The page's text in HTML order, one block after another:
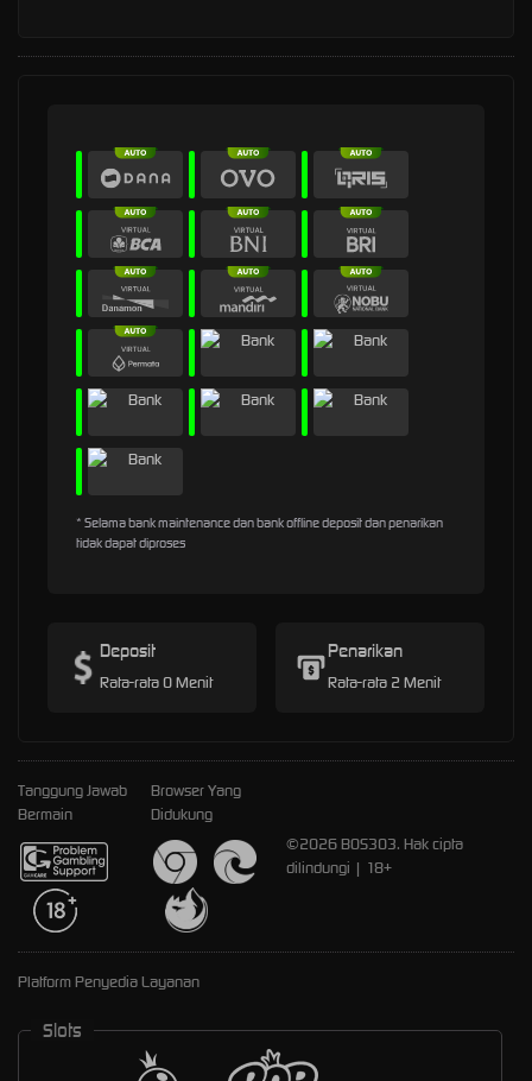
* Selama bank maintenance dan bank offline deposit dan penarikan
tidak dapat diproses
Deposit
Rata-rata 0 Menit
Penarikan
Rata-rata 2 Menit
Tanggung Jawab
Bermain
Browser Yang
Didukung
©2026 BOS303. Hak cipta
dilindungi | 18+
Platform Penyedia Layanan
Slots